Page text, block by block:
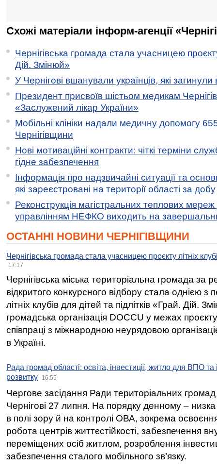
Схожі матеріали інформ-агенції
Чернігівська громада стала учасницею
Дій. Змінюй»
У Чернігові вшанували українців, які загинули
Президент присвоїв шістьом медикам
«Заслужений лікар України»
Мобільні клініки надали медичну допомогу
Чернігівщини
Нові мотиваційні контракти: чіткі терміни
гідне забезпечення
Інформація про надзвичайні ситуації та
які зареєстровані на території області за добу
Реконструкція магістральних теплових мереж
управлінням НЕФКО виходить на
ОСТАННІ НОВИНИ ЧЕРНІГІВЩИНИ
Чернігівська громада стала учасницею проєкту літніх
17:17
Чернігівська міська територіальна громада за
відкритого конкурсного відбору стала однією
літніх клубів для дітей та підлітків «Грай. Дій.
громадська організація DOCCU у межах
співпраці з міжнародною неурядовою
в Україні.
Рада громад області: освіта, інвестиції, житло для ВПО
розвитку
16:55
Чергове засідання Ради територіальних громад
Чернігові 27 липня. На порядку денному –
в полі зору й на контролі ОВА, зокрема освоєння
робота центрів життєстійкості, забезпечення
переміщених осіб житлом, розроблення
забезпечення сталого мобільного зв’язку.